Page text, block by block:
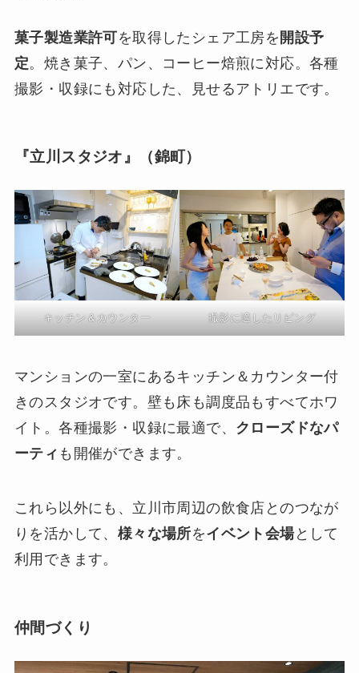
菓子製造業許可を取得したシェア工房を 開設予
定。焼き菓子、パン、コーヒー焙煎に対応。各種
撮影・収録にも対応した、見せるアトリエです。
『立川スタジオ』（錦町）
キッチン＆カウンター 撮影に適したリビング
マンションの一室にあるキッチン＆カウンター付
きのスタジオです。壁も床も調度品もすべてホワ
イト。各種撮影・収録に最適で、 クローズドなパ
ーティ も開催ができます。
これら以外にも、立川市周辺の飲食店とのつなが
りを活かして、 様々な場所をイベント会場として
利用できます。
仲間づくり